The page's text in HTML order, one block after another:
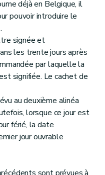
déjà en Belgique, il
pouvoir introduire le
signée et
les trente jours après
par laquelle la
signifiée. Le cachet de
au deuxième alinéa
lorsque ce jour est
férié, la date
jour ouvrable
sont prévues à